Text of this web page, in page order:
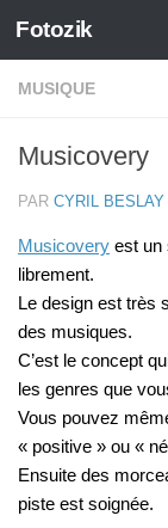
Skip to content
Fotozik
MUSIQUE
Musicovery
PAR CYRIL BESLAY
Musicovery est un
librement.
Le design est très
des musiques.
C’est le concept
les genres que
Vous pouvez
« positive » ou «
Ensuite des
piste est soignée.